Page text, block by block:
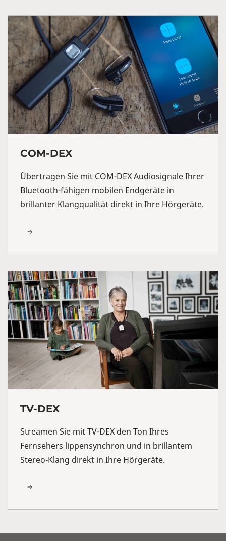
COM-DEX
Übertragen Sie mit COM-DEX Audiosignale Ihrer
Bluetooth-fähigen mobilen Endgeräte in
brillanter Klangqualität direkt in Ihre Hörgeräte.
TV-DEX
Streamen Sie mit TV-DEX den Ton Ihres
Fernsehers lippensynchron und in brillantem
Stereo-Klang direkt in Ihre Hörgeräte.